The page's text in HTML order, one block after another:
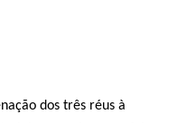
dos três réus à